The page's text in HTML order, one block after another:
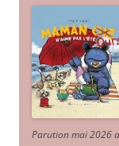
Parution mai 2026